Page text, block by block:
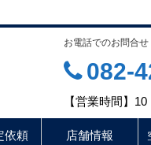
お電話でのお問合せ
082-
【営業時間】
依頼 店舗情報